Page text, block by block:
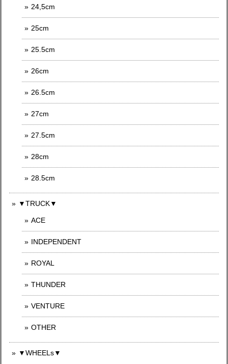
24,5cm
25cm
25.5cm
26cm
26.5cm
27cm
27.5cm
28cm
28.5cm
▼TRUCK▼
ACE
INDEPENDENT
ROYAL
THUNDER
VENTURE
OTHER
▼WHEELs▼